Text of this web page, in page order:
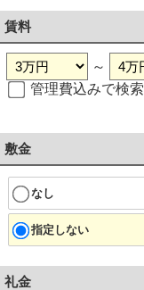
賃料
～
管理費込みで検索
敷金
なし
指定しない
礼金